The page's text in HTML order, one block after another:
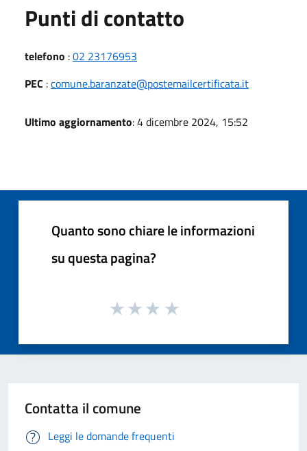
Punti di contatto
telefono :02 23176953
PEC :comune.baranzate@postemailcertificata.it
Ultimo aggiornamento: 4 dicembre 2024, 15:52
Quanto sono chiare le informazioni
su questa pagina?
Contatta il comune
Leggi le domande frequenti